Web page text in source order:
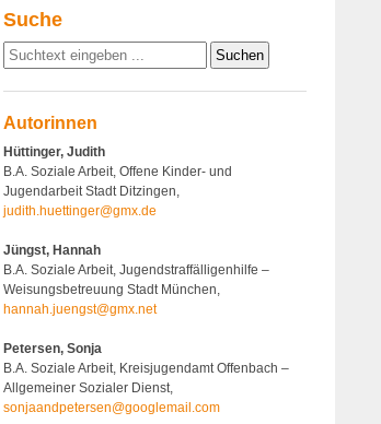
Suche
Autorinnen
Hüttinger, Judith
B.A. Soziale Arbeit, Offene Kinder- und
Jugendarbeit Stadt Ditzingen,
judith.huettinger@gmx.de
Jüngst, Hannah
B.A. Soziale Arbeit, Jugendstraffälligenhilfe –
Weisungsbetreuung Stadt München,
hannah.juengst@gmx.net
Petersen, Sonja
B.A. Soziale Arbeit, Kreisjugendamt Offenbach –
Allgemeiner Sozialer Dienst,
sonjaandpetersen@googlemail.com